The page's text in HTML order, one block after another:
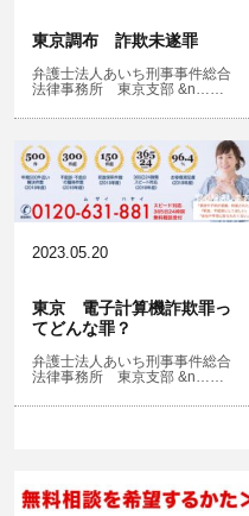
東京調布 詐欺未遂罪
弁護士法人あいち刑事事件総合
法律事務所 東京支部 &n……
2023.05.20
東京 電子計算機詐欺罪っ
てどんな罪？
弁護士法人あいち刑事事件総合
法律事務所 東京支部 &n……